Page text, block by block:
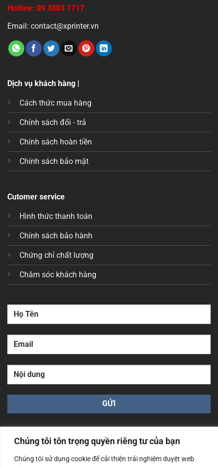
Chúng tôi tôn trọng quyền riêng tư của bạn
Chúng tôi sử dụng cookie để cải thiện trải nghiệm duyệt web
Hotline: 09 3883 1717
Email: contact@xprinter.vn
Dịch vụ khách hàng |
Cách thức mua hàng
Chính sách đổi - trả
Chính sách hoàn tiền
Chính sách bảo mật
Cutomer service
Hình thức thanh toán
Chính sách bảo hành
Chứng chỉ chất lượng
Chăm sóc khách hàng